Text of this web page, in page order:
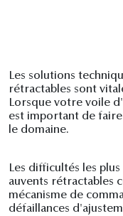
Les solutions
rétractables sont
Lorsque votre voile
est important de
le domaine.
Les difficultés les
auvents rétractables
mécanisme de
défaillances